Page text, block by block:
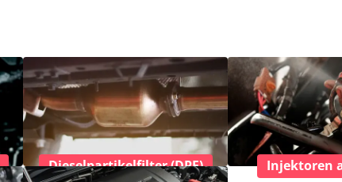
Dieselpartikelfilter (DPF) Injektoren